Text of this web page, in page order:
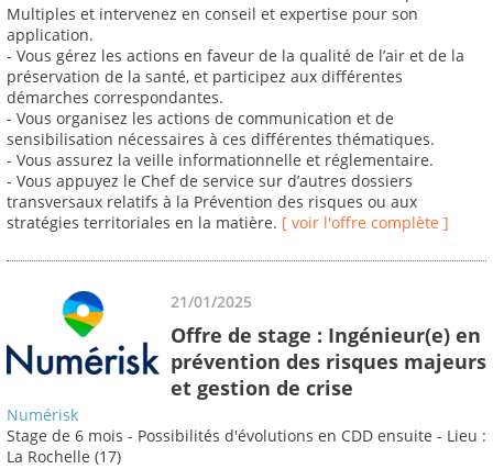
Multiples et intervenez en conseil et expertise pour son
application.
- Vous gérez les actions en faveur de la qualité de l’air et de la
préservation de la santé, et participez aux différentes
démarches correspondantes.
- Vous organisez les actions de communication et de
sensibilisation nécessaires à ces différentes thématiques.
- Vous assurez la veille informationnelle et réglementaire.
- Vous appuyez le Chef de service sur d’autres dossiers
transversaux relatifs à la Prévention des risques ou aux
stratégies territoriales en la matière. [ voir l'offre complète ]
21/01/2025
Offre de stage : Ingénieur(e) en
prévention des risques majeurs
et gestion de crise
Numérisk
Stage de 6 mois - Possibilités d'évolutions en CDD ensuite - Lieu :
La Rochelle (17)